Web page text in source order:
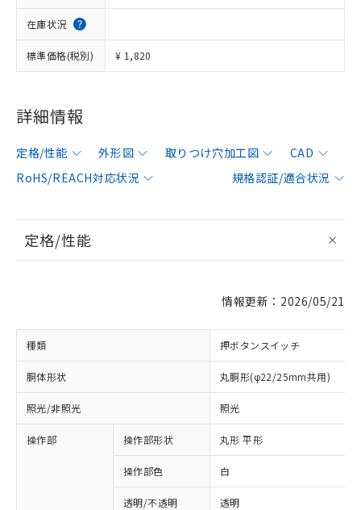
在庫状況
標準価格(税別) ¥ 1,820
詳細情報
定格/性能 外形図 取りつけ穴加工図
CAD
RoHS/REACH対応状況
規格認証/適合状況
定格/性能
情報更新：2026/05/21
種類 押ボタンスイッチ
胴体形状 丸胴形(φ22/25mm共用)
照光/非照光 照光
操作部 操作部形状 丸形 平形
操作部色 白
透明/不透明 透明